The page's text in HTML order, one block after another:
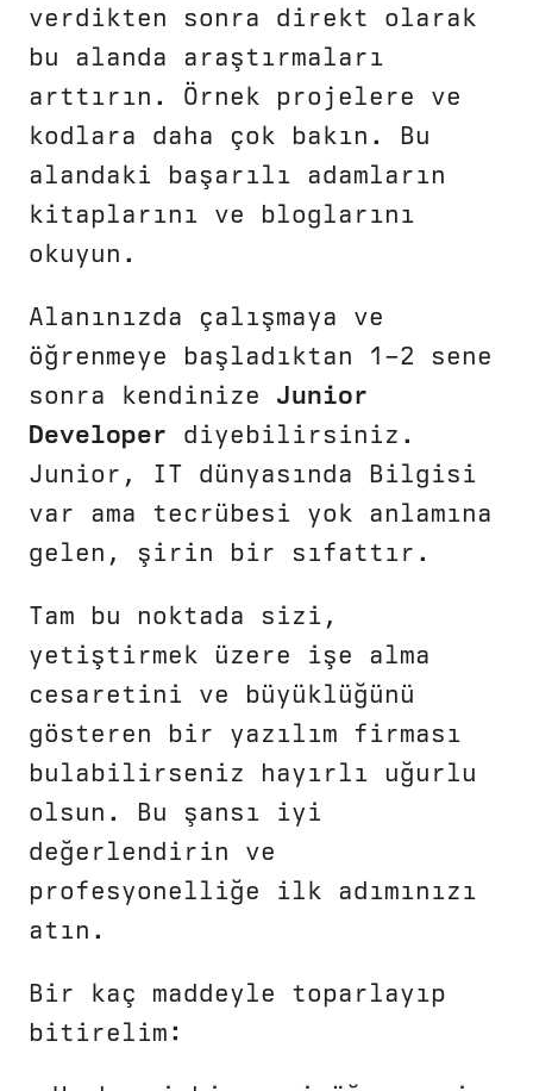
verdikten sonra direkt olarak
bu alanda araştırmaları
arttırın. Örnek projelere ve
kodlara daha çok bakın. Bu
alandaki başarılı adamların
kitaplarını ve bloglarını
okuyun.
Alanınızda çalışmaya ve
öğrenmeye başladıktan 1–2 sene
sonra kendinize Junior
Developer diyebilirsiniz.
Junior, IT dünyasında Bilgisi
var ama tecrübesi yok anlamına
gelen, şirin bir sıfattır.
Tam bu noktada sizi,
yetiştirmek üzere işe alma
cesaretini ve büyüklüğünü
gösteren bir yazılım firması
bulabilirseniz hayırlı uğurlu
olsun. Bu şansı iyi
değerlendirin ve
profesyonelliğe ilk adımınızı
atın.
Bir kaç maddeyle toparlayıp
bitirelim: